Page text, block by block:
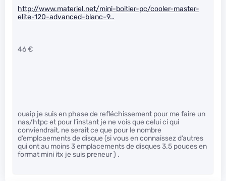
http://www.materiel.net/mini-boitier-pc/cooler-master-
elite-120-advanced-blanc-9…
46 €
ouaip je suis en phase de refléchissement pour me faire un
nas/htpc et pour l’instant je ne vois que celui ci qui
conviendrait, ne serait ce que pour le nombre
d’emplcaements de disque (si vous en connaissez d’autres
qui ont au moins 3 emplacements de disques 3.5 pouces en
format mini itx je suis preneur ) .